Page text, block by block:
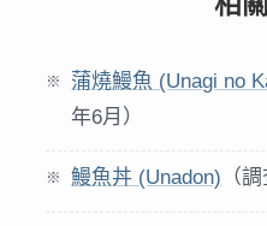
蒲燒鰻魚 (Unagi no
年6月）
鰻魚丼 (Unadon) （